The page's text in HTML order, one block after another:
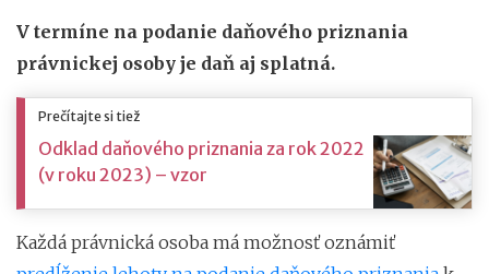
V termíne na podanie daňového priznania
právnickej osoby je daň aj splatná.
Prečítajte si tiež
Odklad daňového priznania za rok 2022
(v roku 2023) – vzor
Každá právnická osoba má možnosť oznámiť